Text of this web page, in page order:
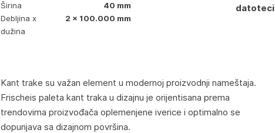
Širina
40 mm
Debljina x
dužina
2 x 100.000 mm
datoteci
Kant trake su važan element u modernoj proizvodnji nameštaja.
Frischeis paleta kant traka u dizajnu je orijentisana prema
trendovima proizvođača oplemenjene iverice i optimalno se
dopunjava sa dizajnom površina.